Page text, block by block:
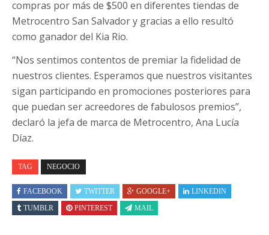
compras por más de $500 en diferentes tiendas de
Metrocentro San Salvador y gracias a ello resultó
como ganador del Kia Rio.
“Nos sentimos contentos de premiar la fidelidad de
nuestros clientes. Esperamos que nuestros visitantes
sigan participando en promociones posteriores para
que puedan ser acreedores de fabulosos premios”,
declaró la jefa de marca de Metrocentro, Ana Lucía
Díaz.
TAG NEGOCIO
FACEBOOK TWITTER GOOGLE+
LINKEDIN
TUMBLR
PINTEREST MAIL